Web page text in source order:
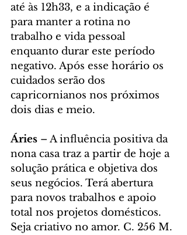
até às 12h33, e a indicação é
para manter a rotina no
trabalho e vida pessoal
enquanto durar este período
negativo. Após esse horário os
cuidados serão dos
capricornianos nos próximos
dois dias e meio.
Áries – A influência positiva da
nona casa traz a partir de hoje a
solução prática e objetiva dos
seus negócios. Terá abertura
para novos trabalhos e apoio
total nos projetos domésticos.
Seja criativo no amor. C. 256 M.